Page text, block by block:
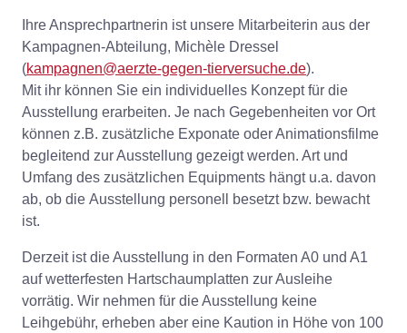
Ihre Ansprechpartnerin ist unsere Mitarbeiterin aus der
Kampagnen-Abteilung, Michèle Dressel
(kampagnen@aerzte-gegen-tierversuche.de).
Mit ihr können Sie ein individuelles Konzept für die
Ausstellung erarbeiten. Je nach Gegebenheiten vor Ort
können z.B. zusätzliche Exponate oder Animationsfilme
begleitend zur Ausstellung gezeigt werden. Art und
Umfang des zusätzlichen Equipments hängt u.a. davon
ab, ob die Ausstellung personell besetzt bzw. bewacht
ist.
Derzeit ist die Ausstellung in den Formaten A0 und A1
auf wetterfesten Hartschaumplatten zur Ausleihe
vorrätig. Wir nehmen für die Ausstellung keine
Leihgebühr, erheben aber eine Kaution in Höhe von 100